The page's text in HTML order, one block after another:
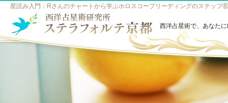
星読み入門：Rさんのチャートから学ぶホロスコープリーディングのステップ
西洋占星術で、あなた